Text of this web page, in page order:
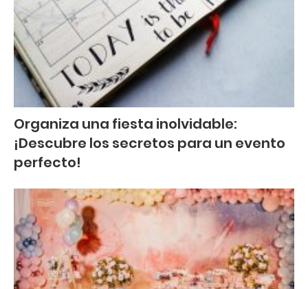
Organiza una fiesta inolvidable:
¡Descubre los secretos para un evento
perfecto!